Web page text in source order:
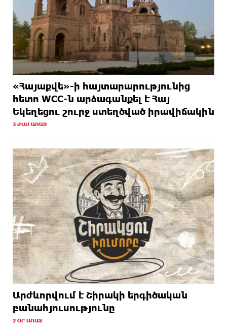
«Հայաքվե»-ի հայտարարությունից
հետո WCC-ն արձագանքել է Հայ
Եկեղեցու շուրջ ստեղծված իրավիճակին
3 ԺԱՄ ԱՌԱՋ
Արժևորվում է Շիրակի երգիծական
բանահյուսությունը
2 ՕՐ ԱՌԱՋ